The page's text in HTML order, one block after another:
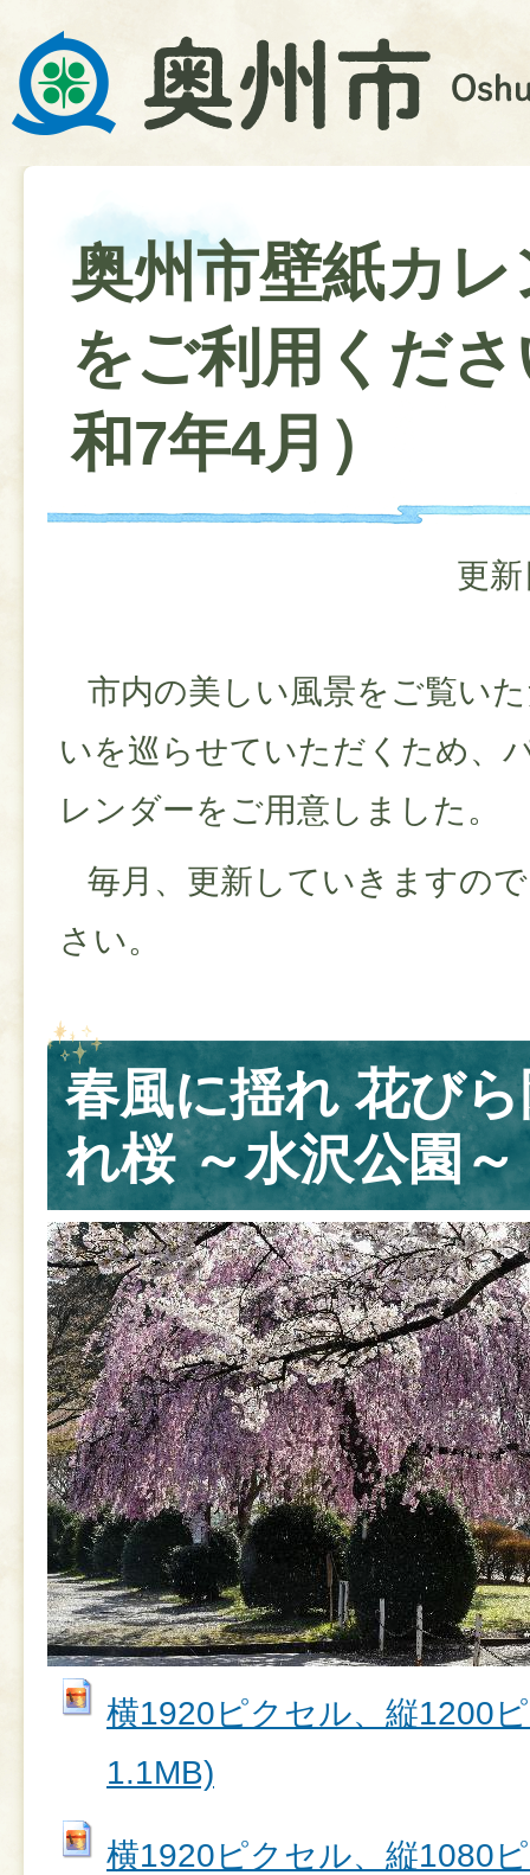
奥州市壁紙カ
をご利用くだ
和7年4月）
更
市内の美しい風景をご覧い
いを巡らせていただくため、
レンダーをご用意しました。
毎月、更新していきますの
さい。
春風に揺れ 花び
れ桜 ～水沢公園～
横1920ピクセル、縦1200
1.1MB)
横1920ピクセル、縦1080